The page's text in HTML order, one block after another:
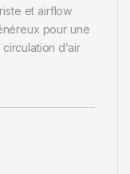
et airflow
pour une
d’air